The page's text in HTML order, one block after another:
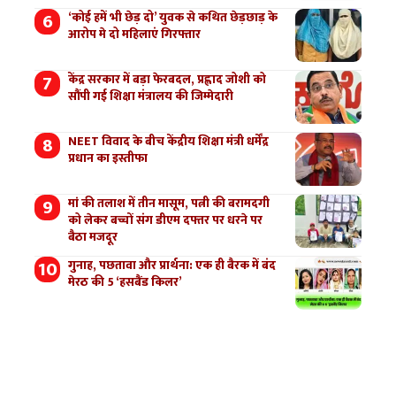
‘कोई हमें भी छेड़ दो’ युवक से कथित छेड़छाड़ के
आरोप मे दो महिलाएं गिरफ्तार
केंद्र सरकार में बड़ा फेरबदल, प्रह्लाद जोशी को
सौंपी गई शिक्षा मंत्रालय की जिम्मेदारी
NEET विवाद के बीच केंद्रीय शिक्षा मंत्री धर्मेंद्र
प्रधान का इस्तीफा
मां की तलाश में तीन मासूम, पत्नी की बरामदगी
को लेकर बच्चों संग डीएम दफ्तर पर धरने पर
बैठा मजदूर
गुनाह, पछतावा और प्रार्थना: एक ही बैरक में बंद
मेरठ की 5 ‘हसबैंड किलर’